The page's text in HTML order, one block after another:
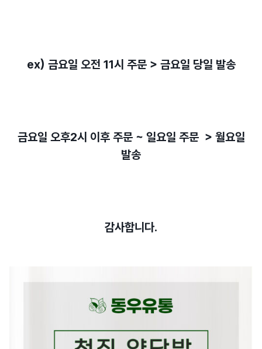
ex) 금요일 오전 11시 주문 > 금요일 당일 발송
금요일 오후2시 이후 주문 ~ 일요일 주문 > 월요일
발송
감사합니다.